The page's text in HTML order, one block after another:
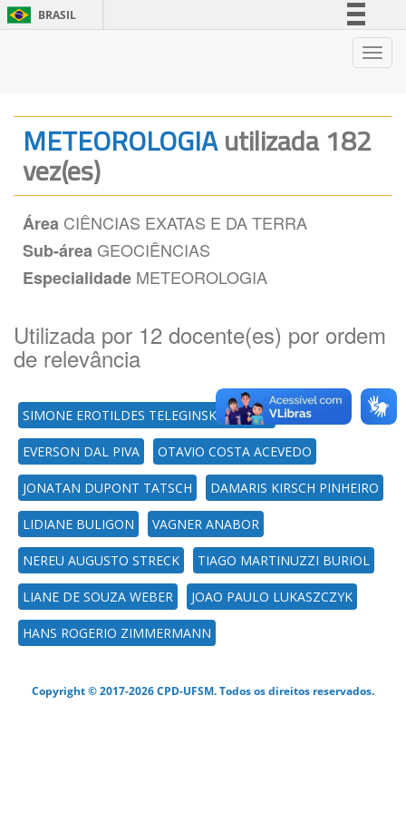
BRASIL
Legislação
METEOROLOGIAutilizada 182
vez(es)
Área CIÊNCIAS EXATAS E DA TERRA
Sub-áreaGEOCIÊNCIAS
Especialidade METEOROLOGIA
Utilizada por 12 docente(es) por ordem
de relevância
SIMONE EROTILDES TELEGINSKI FERRAZ
EVERSON DAL PIVA OTAVIO COSTA ACEVEDO
JONATAN DUPONT TATSCH DAMARIS KIRSCH PINHEIRO
LIDIANE BULIGON VAGNER ANABOR
NEREU AUGUSTO STRECK TIAGO MARTINUZZI BURIOL
LIANE DE SOUZA WEBER JOAO PAULO LUKASZCZYK
HANS ROGERIO ZIMMERMANN
Copyright © 2017-2026 CPD-UFSM. Todos os direitos reservados.